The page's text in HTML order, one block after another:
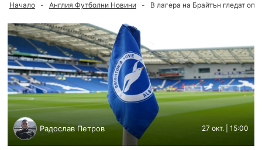
Начало - Англия Футболни Новини - В лагера на Брайтън гледат
Радослав Петров 27 окт. | 15:00